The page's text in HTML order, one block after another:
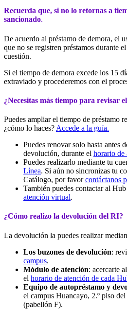
Recuerda que, si no lo retornas a
sancionado.
De acuerdo al préstamo de demora, el
que no se registren préstamos durante
cuestión.
Si el tiempo de demora excede los 15
extraviado y procederemos con el
¿Necesitas más tiempo para revisar
Puedes ampliar el tiempo de préstamo
¿cómo lo haces? Accede a la guía.
Puedes renovar solo hasta antes
devolución, durante el horario de
Puedes realizarlo mediante tu
Línea. Si aún no sincronizas tu
Catálogo, por favor contáctanos
También puedes contactar al
atención virtual.
¿Cómo realizo la devolución del RI?
La devolución la puedes realizar
Los buzones de devolución:
campus.
Módulo de atención: acercarte
el horario de atención de cada
Equipo de autopréstamo y
el campus Huancayo, 2.º piso
(pabellón F).